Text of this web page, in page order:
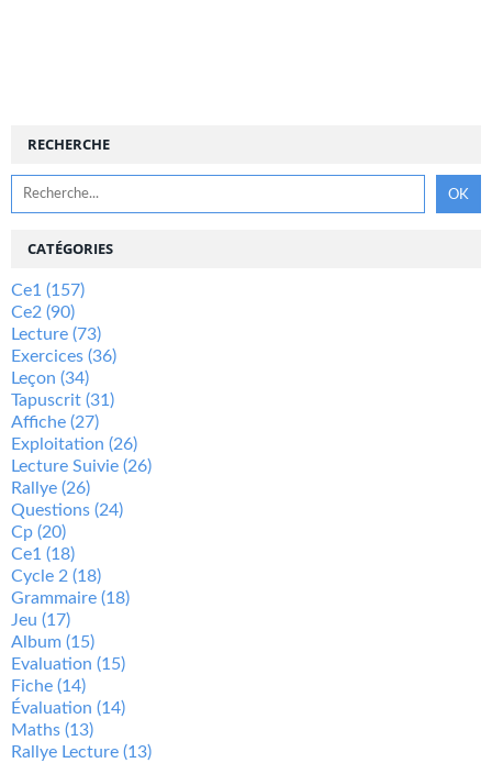
RECHERCHE
CATÉGORIES
Ce1 (157)
Ce2 (90)
Lecture (73)
Exercices (36)
Leçon (34)
Tapuscrit (31)
Affiche (27)
Exploitation (26)
Lecture Suivie (26)
Rallye (26)
Questions (24)
Cp (20)
Ce1 (18)
Cycle 2 (18)
Grammaire (18)
Jeu (17)
Album (15)
Evaluation (15)
Fiche (14)
Évaluation (14)
Maths (13)
Rallye Lecture (13)